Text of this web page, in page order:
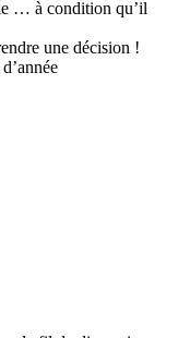
… à condition qu’il
une décision !